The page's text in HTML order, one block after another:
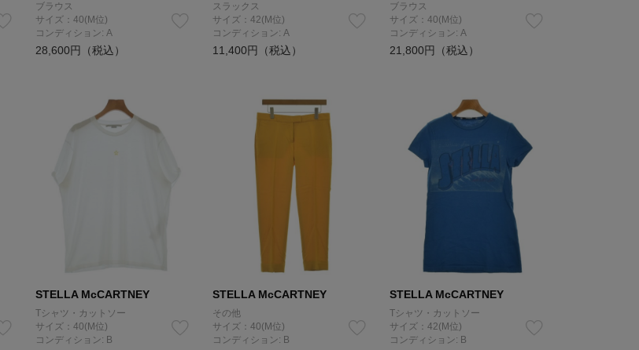
ブラウス
サイズ：40(M位)
コンディション: A
28,600円（税込）
スラックス
サイズ：42(M位)
コンディション: A
11,400円（税込）
ブラウス
サイズ：40(M位)
コンディション: A
21,800円（税込）
STELLA McCARTNEY
Tシャツ・カットソー
サイズ：40(M位)
コンディション: B
STELLA McCARTNEY
その他
サイズ：40(M位)
コンディション: B
STELLA McCARTNEY
Tシャツ・カットソー
サイズ：42(M位)
コンディション: B